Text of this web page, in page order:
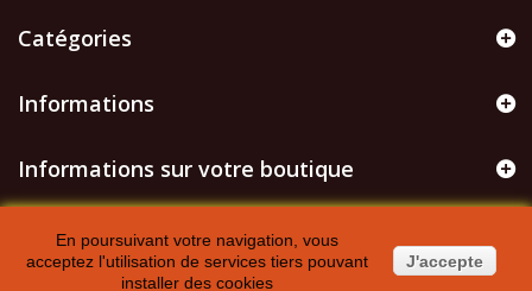
Catégories
Informations
Informations sur votre boutique
En poursuivant votre navigation, vous
acceptez l'utilisation de services tiers pouvant
installer des cookies
J'accepte